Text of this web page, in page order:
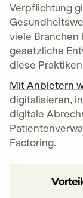
Verpflichtung
viele Branchen
gesetzliche
diese
Mit Anbietern
digitalisieren,
digitale
Factoring.